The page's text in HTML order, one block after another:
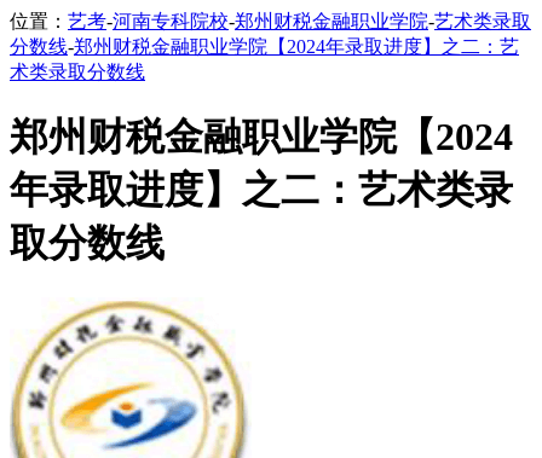
位置： 艺考-河南专科院校-郑州财税金融职业学院-艺术类录取
分数线-郑州财税金融职业学院【2024年录取进度】之二：艺
术类录取分数线
郑州财税金融职业学院【2024
年录取进度】之二：艺术类录
取分数线